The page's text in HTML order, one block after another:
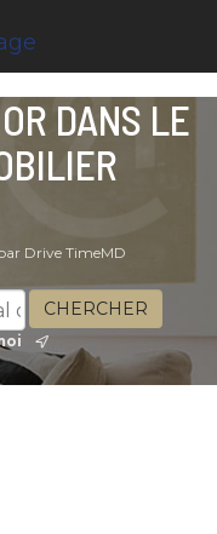
DANS LE
Drive TimeMD